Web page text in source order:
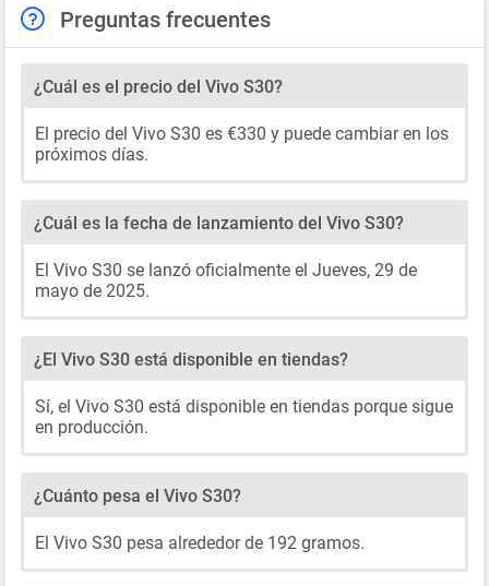
Preguntas frecuentes
¿Cuál es el precio del Vivo S30?
El precio del Vivo S30 es €330 y puede cambiar en los
próximos días.
¿Cuál es la fecha de lanzamiento del Vivo S30?
El Vivo S30 se lanzó oficialmente el Jueves, 29 de
mayo de 2025.
¿El Vivo S30 está disponible en tiendas?
Sí, el Vivo S30 está disponible en tiendas porque sigue
en producción.
¿Cuánto pesa el Vivo S30?
El Vivo S30 pesa alrededor de 192 gramos.